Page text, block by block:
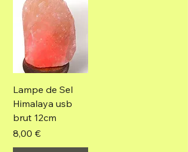
Lampe de Sel
Himalaya usb
brut 12cm
Prix
8,00 €